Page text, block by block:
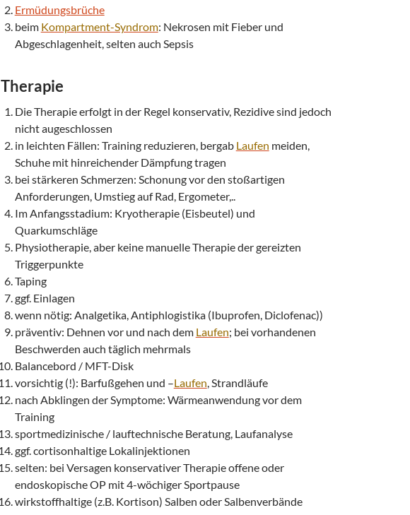
Ermüdungsbrüche
beim Kompartment-Syndrom: Nekrosen mit Fieber und
Abgeschlagenheit, selten auch Sepsis
Therapie
Die Therapie erfolgt in der Regel konservativ, Rezidive sind jedoch
nicht augeschlossen
in leichten Fällen: Training reduzieren, bergab Laufen meiden,
Schuhe mit hinreichender Dämpfung tragen
bei stärkeren Schmerzen: Schonung vor den stoßartigen
Anforderungen, Umstieg auf Rad, Ergometer,..
Im Anfangsstadium: Kryotherapie (Eisbeutel) und
Quarkumschläge
Physiotherapie, aber keine manuelle Therapie der gereizten
Triggerpunkte
Taping
ggf. Einlagen
wenn nötig: Analgetika, Antiphlogistika (Ibuprofen, Diclofenac))
präventiv: Dehnen vor und nach dem Laufen; bei vorhandenen
Beschwerden auch täglich mehrmals
Balancebord / MFT-Disk
vorsichtig (!): Barfußgehen und –Laufen, Strandläufe
nach Abklingen der Symptome: Wärmeanwendung vor dem
Training
sportmedizinische / lauftechnische Beratung, Laufanalyse
ggf. cortisonhaltige Lokalinjektionen
selten: bei Versagen konservativer Therapie offene oder
endoskopische OP mit 4-wöchiger Sportpause
wirkstoffhaltige (z.B. Kortison) Salben oder Salbenverbände